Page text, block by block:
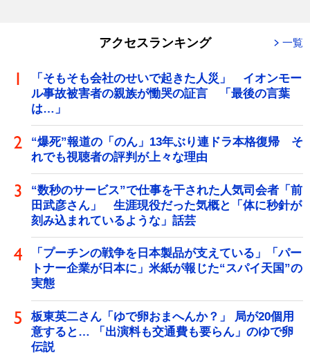
アクセスランキング 一覧
「そもそも会社のせいで起きた人災」 イオンモー
ル事故被害者の親族が慟哭の証言 「最後の言葉
は…」
“爆死”報道の「のん」13年ぶり連ドラ本格復帰 そ
れでも視聴者の評判が上々な理由
“数秒のサービス”で仕事を干された人気司会者「前
田武彦さん」 生涯現役だった気概と「体に秒針が
刻み込まれているような」話芸
「プーチンの戦争を日本製品が支えている」「パー
トナー企業が日本に」米紙が報じた“スパイ天国”の
実態
板東英二さん「ゆで卵おまへんか？」 局が20個用
意すると… 「出演料も交通費も要らん」のゆで卵
伝説